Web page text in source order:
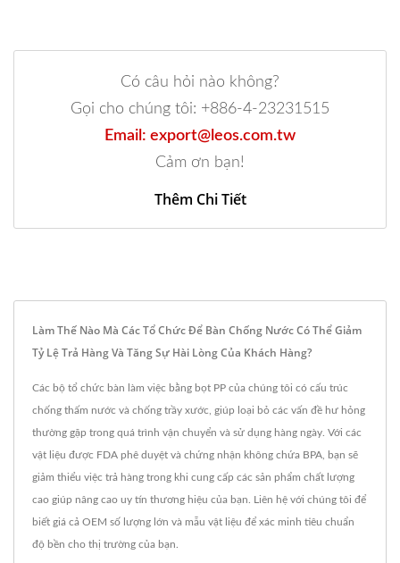
Có câu hỏi nào không?
Gọi cho chúng tôi: +886-4-23231515
Email: export@leos.com.tw
Cảm ơn bạn!
Thêm Chi Tiết
Làm Thế Nào Mà Các Tổ Chức Để Bàn Chống Nước Có Thể Giảm
Tỷ Lệ Trả Hàng Và Tăng Sự Hài Lòng Của Khách Hàng?
Các bộ tổ chức bàn làm việc bằng bọt PP của chúng tôi có cấu trúc
chống thấm nước và chống trầy xước, giúp loại bỏ các vấn đề hư hỏng
thường gặp trong quá trình vận chuyển và sử dụng hàng ngày. Với các
vật liệu được FDA phê duyệt và chứng nhận không chứa BPA, bạn sẽ
giảm thiểu việc trả hàng trong khi cung cấp các sản phẩm chất lượng
cao giúp nâng cao uy tín thương hiệu của bạn. Liên hệ với chúng tôi để
biết giá cả OEM số lượng lớn và mẫu vật liệu để xác minh tiêu chuẩn
độ bền cho thị trường của bạn.